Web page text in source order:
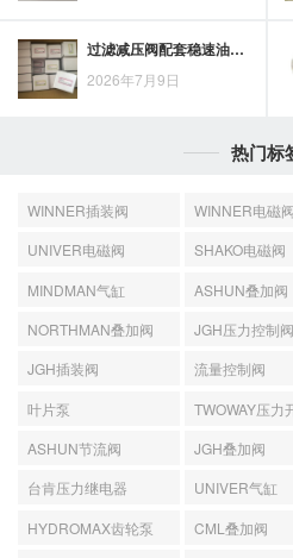
过滤减压阀配套稳速油雾器时，顺序布置和参数核对看哪些条件
2026年7月9日
热门标
WINNER插装阀 WINNER电磁阀
UNIVER电磁阀
SHAKO电磁阀
MINDMAN气缸
ASHUN叠加阀
NORTHMAN叠加阀
JGH压力控制阀
JGH插装阀
流量控制阀
叶片泵
TWOWAY压力
ASHUN节流阀
JGH叠加阀
台肯压力继电器
UNIVER气缸
HYDROMAX齿轮泵
CML叠加阀